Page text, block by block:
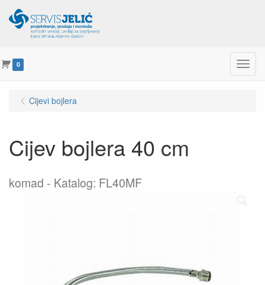
0 Menu
Cijevi bojlera
Cijev bojlera 40 cm
komad Katalog: FL40MF